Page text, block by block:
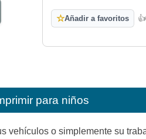
☆Añadir a favoritos 👍
para niños
vehículos o simplemente su